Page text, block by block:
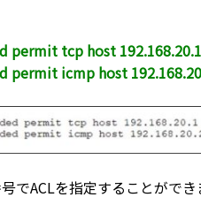
tcp host
icmp host
でACLを指定することができ